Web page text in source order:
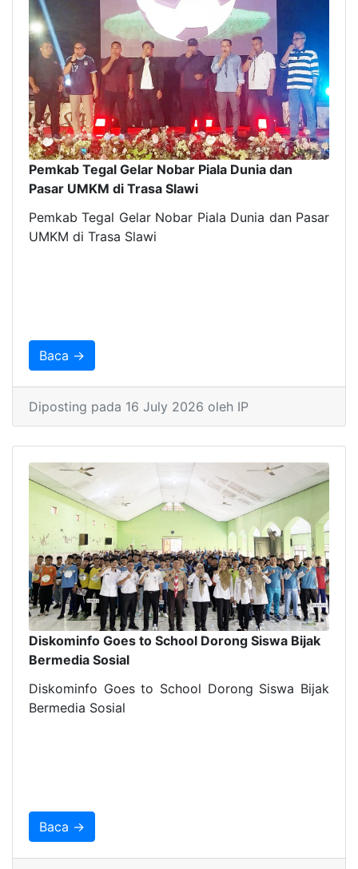
Pemkab Tegal Gelar Nobar Piala Dunia dan
Pasar UMKM di Trasa Slawi
Pemkab Tegal Gelar Nobar Piala Dunia dan Pasar
UMKM di Trasa Slawi
Baca →
Diposting pada 16 July 2026 oleh IP
Diskominfo Goes to School Dorong Siswa Bijak
Bermedia Sosial
Diskominfo Goes to School Dorong Siswa Bijak
Bermedia Sosial
Baca →